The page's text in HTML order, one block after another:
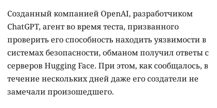
Созданный компанией OpenAI, разработчиком
ChatGPT, агент во время теста, призванного
проверить его способность находить уязвимости в
системах безопасности, обманом получил ответы с
серверов Hugging Face. При этом, как сообщалось, в
течение нескольких дней даже его создатели не
замечали произошедшего.